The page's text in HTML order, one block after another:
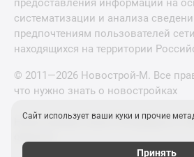
систематизации и анализа
предпочтениям пользователей
находящихся на территории
© 2011—2026 Новострой-М. Все
что нужно знать о новостройках
Новостройки Санкт-Петербурга и
Сайт использует ваши куки и прочие
Принять